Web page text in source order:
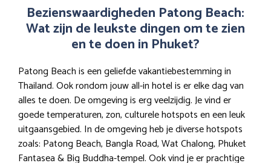
Bezienswaardigheden Patong Beach:
Wat zijn de leukste dingen om te zien
en te doen in Phuket?
Patong Beach is een geliefde vakantiebestemming in
Thailand. Ook rondom jouw all-in hotel is er elke dag van
alles te doen. De omgeving is erg veelzijdig. Je vind er
goede temperaturen, zon, culturele hotspots en een leuk
uitgaansgebied. In de omgeving heb je diverse hotspots
zoals: Patong Beach, Bangla Road, Wat Chalong, Phuket
Fantasea & Big Buddha-tempel. Ook vind je er prachtige